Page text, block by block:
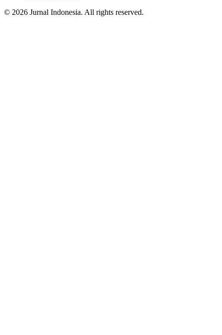
© 2026 Jurnal Indonesia. All rights reserved.